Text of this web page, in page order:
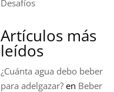
Desafíos
Artículos más
leídos
¿Cuánta agua debo beber
para adelgazar? en Beber